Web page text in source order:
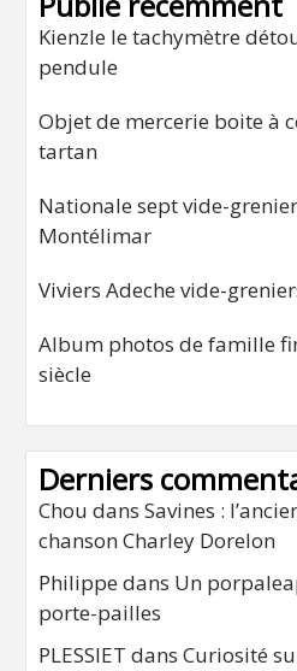
Kienzle le tachymètre
pendule
Objet de mercerie boite à
tartan
Nationale sept vide-
Montélimar
Viviers Adeche vide-
Album photos de famille
siècle
Derniers
Chou dans Savines :
chanson Charley Dorelon
Philippe dans Un
porte-pailles
PLESSIET dans Curiosité